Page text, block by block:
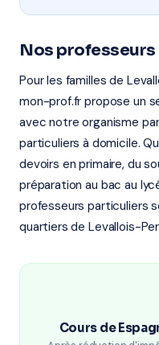
Nos
Pour les familles de
mon-prof.fr propose un
avec notre organisme
particuliers à domicile.
devoirs en primaire, du
préparation au bac au
professeurs particuliers
quartiers de Levallois-
Cours de